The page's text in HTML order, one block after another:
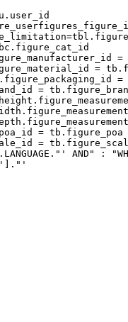
=
=
=
=
= tb.figure_poa
=
AND" :